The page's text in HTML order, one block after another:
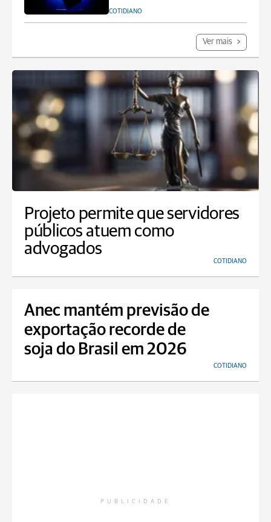
COTIDIANO
Ver mais
Projeto permite que servidores
públicos atuem como
advogados
COTIDIANO
Anec mantém previsão de
exportação recorde de
soja do Brasil em 2026
COTIDIANO
PUBLICIDADE